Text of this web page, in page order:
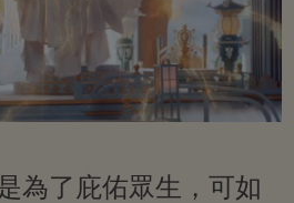
為了庇佑眾生，可如